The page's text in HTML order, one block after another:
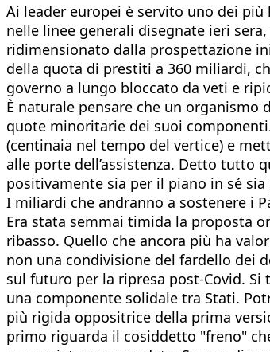
Ai leader europei è servito uno dei
nelle linee generali disegnate ieri
ridimensionato dalla prospettazione
della quota di prestiti a 360 miliardi,
governo a lungo bloccato da veti e
È naturale pensare che un
quote minoritarie dei suoi
(centinaia nel tempo del vertice) e
alle porte dell’assistenza. Detto tutto
positivamente sia per il piano in sé
I miliardi che andranno a sostenere i
Era stata semmai timida la proposta
ribasso. Quello che ancora più ha
non una condivisione del fardello dei
sul futuro per la ripresa post-Covid.
una componente solidale tra Stati.
più rigida oppositrice della prima
primo riguarda il cosiddetto "freno"